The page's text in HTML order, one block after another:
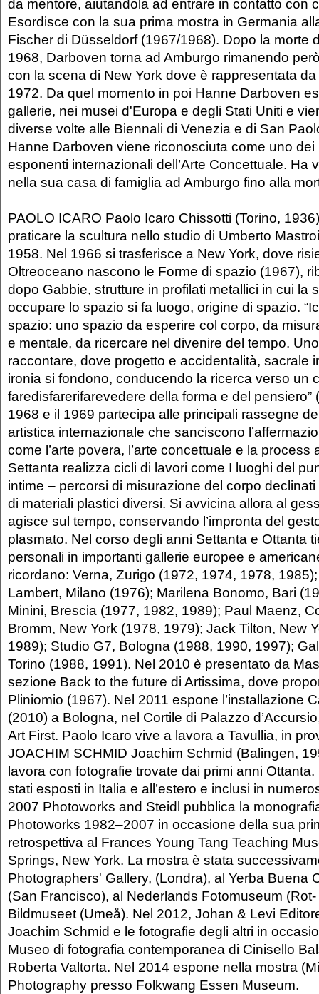
da mentore, aiutandola ad entrare in contatto con
Esordisce con la sua prima mostra in Germania
Fischer di Düsseldorf (1967/1968). Dopo la morte
1968, Darboven torna ad Amburgo rimanendo
con la scena di New York dove è rappresentata
1972. Da quel momento in poi Hanne Darboven
gallerie, nei musei d'Europa e degli Stati Uniti e
diverse volte alle Biennali di Venezia e di San
Hanne Darboven viene riconosciuta come uno dei
esponenti internazionali dell’Arte Concettuale. Ha
nella sua casa di famiglia ad Amburgo fino alla
PAOLO ICARO Paolo Icaro Chissotti (Torino,
praticare la scultura nello studio di Umberto
1958. Nel 1966 si trasferisce a New York, dove
Oltreoceano nascono le Forme di spazio (1967),
dopo Gabbie, strutture in profilati metallici in cui la
occupare lo spazio si fa luogo, origine di spazio.
spazio: uno spazio da esperire col corpo, da
e mentale, da ricercare nel divenire del tempo.
raccontare, dove progetto e accidentalità, sacrale
ironia si fondono, conducendo la ricerca verso un
faredisfarerifarevedere della forma e del pensiero”
1968 e il 1969 partecipa alle principali rassegne
artistica internazionale che sanciscono
come l’arte povera, l’arte concettuale e la process
Settanta realizza cicli di lavori come I luoghi del
intime – percorsi di misurazione del corpo declinati
di materiali plastici diversi. Si avvicina allora al
agisce sul tempo, conservando l’impronta del
plasmato. Nel corso degli anni Settanta e Ottanta
personali in importanti gallerie europee e
ricordano: Verna, Zurigo (1972, 1974, 1978,
Lambert, Milano (1976); Marilena Bonomo, Bari
Minini, Brescia (1977, 1982, 1989); Paul Maenz,
Bromm, New York (1978, 1979); Jack Tilton, New
1989); Studio G7, Bologna (1988, 1990, 1997);
Torino (1988, 1991). Nel 2010 è presentato da
sezione Back to the future di Artissima, dove
Pliniomio (1967). Nel 2011 espone l’installazione
(2010) a Bologna, nel Cortile di Palazzo
Art First. Paolo Icaro vive a lavora a Tavullia, in
JOACHIM SCHMID Joachim Schmid (Balingen,
lavora con fotografie trovate dai primi anni
stati esposti in Italia e all’estero e inclusi in
2007 Photoworks and Steidl pubblica la
Photoworks 1982–2007 in occasione della sua
retrospettiva al Frances Young Tang Teaching
Springs, New York. La mostra è stata
Photographers' Gallery, (Londra), al Yerba Buena
(San Francisco), al Nederlands Fotomuseum
Bildmuseet (Umeå). Nel 2012, Johan & Levi
Joachim Schmid e le fotografie degli altri in
Museo di fotografia contemporanea di Cinisello
Roberta Valtorta. Nel 2014 espone nella mostra
Photography presso Folkwang Essen Museum.